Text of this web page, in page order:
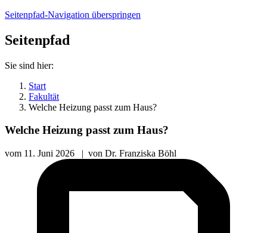
Seitenpfad-Navigation überspringen
Seitenpfad
Sie sind hier:
Start
Fakultät
Welche Heizung passt zum Haus?
Welche Heizung passt zum Haus?
vom 11. Juni 2026 | von Dr. Franziska Böhl